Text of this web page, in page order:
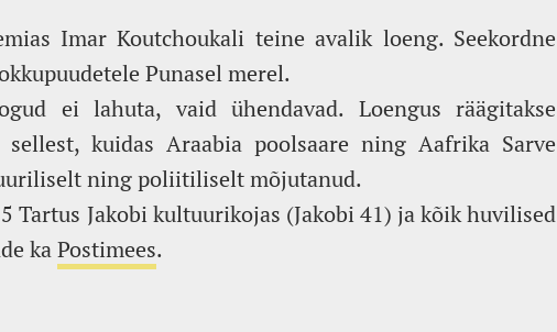
Imar Koutchoukali teine avalik loeng. Seekordne
Punasel merel.
ei lahuta, vaid ühendavad. Loengus räägitakse
kuidas Araabia poolsaare ning Aafrika Sarve
ning poliitiliselt mõjutanud.
Tartus Jakobi kultuurikojas (Jakobi 41) ja kõik huvilised
kaPostimees.